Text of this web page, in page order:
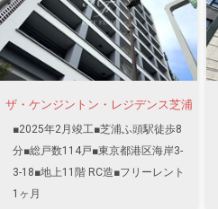
ザ・ケンジントン・レジデンス芝浦
■2025年2月竣工■芝浦ふ頭駅徒歩8
分■総戸数114戸■東京都港区海岸3-
3-18■地上11階 RC造■フリーレント
1ヶ月